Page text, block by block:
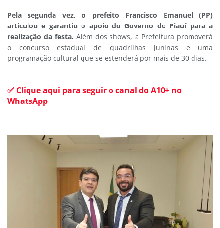
Pela segunda vez, o prefeito Francisco Emanuel (PP)
articulou e garantiu o apoio do Governo do Piauí para a
realização da festa. Além dos shows, a Prefeitura promoverá
o concurso estadual de quadrilhas juninas e uma
programação cultural que se estenderá por mais de 30 dias.
✅ Clique aqui para seguir o canal do A10+ no
WhatsApp